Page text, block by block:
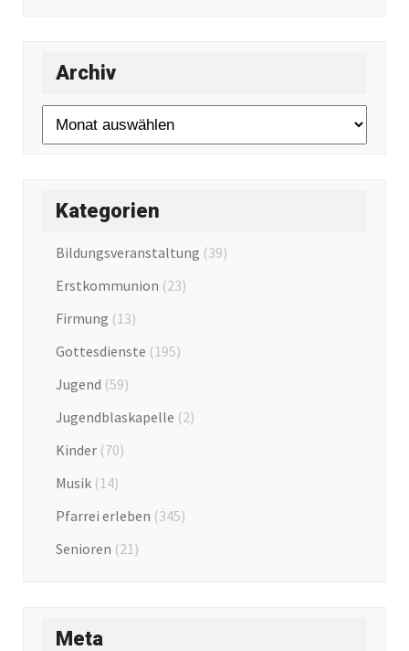
Archiv
Archiv
Kategorien
Bildungsveranstaltung (39)
Erstkommunion (23)
Firmung (13)
Gottesdienste (195)
Jugend (59)
Jugendblaskapelle (2)
Kinder (70)
Musik (14)
Pfarrei erleben (345)
Senioren (21)
Meta